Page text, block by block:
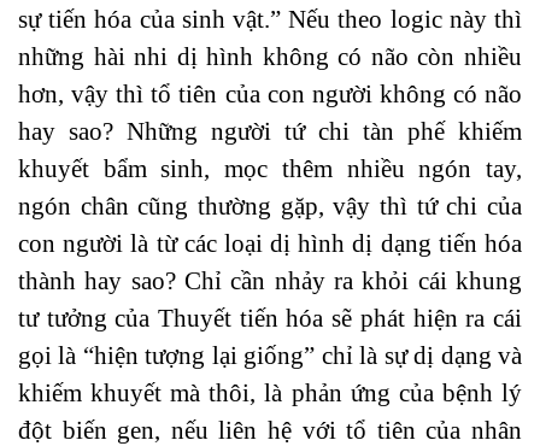
sự tiến hóa của sinh vật.” Nếu theo logic này thì
những hài nhi dị hình không có não còn nhiều
hơn, vậy thì tổ tiên của con người không có não
hay sao? Những người tứ chi tàn phế khiếm
khuyết bẩm sinh, mọc thêm nhiều ngón tay,
ngón chân cũng thường gặp, vậy thì tứ chi của
con người là từ các loại dị hình dị dạng tiến hóa
thành hay sao? Chỉ cần nhảy ra khỏi cái khung
tư tưởng của Thuyết tiến hóa sẽ phát hiện ra cái
gọi là “hiện tượng lại giống” chỉ là sự dị dạng và
khiếm khuyết mà thôi, là phản ứng của bệnh lý
đột biến gen, nếu liên hệ với tổ tiên của nhân